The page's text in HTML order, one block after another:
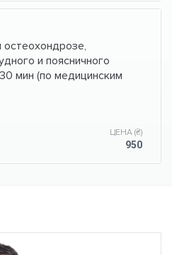
остеохондрозе,
и поясничного
мин (по медицинским
ЦЕНА (₴)
950